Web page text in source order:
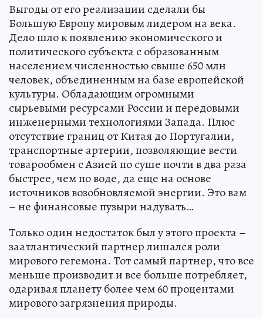
Выгоды от его реализации сделали бы
Большую Европу мировым лидером на века.
Дело шло к появлению экономического и
политического субъекта с образованным
населением численностью свыше 650 млн
человек, объединенным на базе европейской
культуры. Обладающим огромными
сырьевыми ресурсами России и передовыми
инженерными технологиями Запада. Плюс
отсутствие границ от Китая до Португалии,
транспортные артерии, позволяющие вести
товарообмен с Азией по суше почти в два раза
быстрее, чем по воде, да еще на основе
источников возобновляемой энергии. Это вам
– не финансовые пузыри надувать…
Только один недостаток был у этого проекта –
заатлантический партнер лишался роли
мирового гегемона. Тот самый партнер, что все
меньше производит и все больше потребляет,
одаривая планету более чем 60 процентами
мирового загрязнения природы.